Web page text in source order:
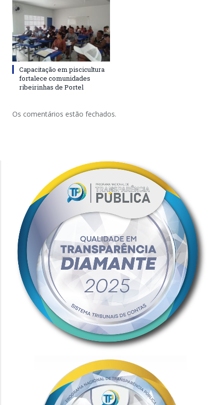
Capacitação em piscicultura
fortalece comunidades
ribeirinhas de Portel
Os comentários estão fechados.